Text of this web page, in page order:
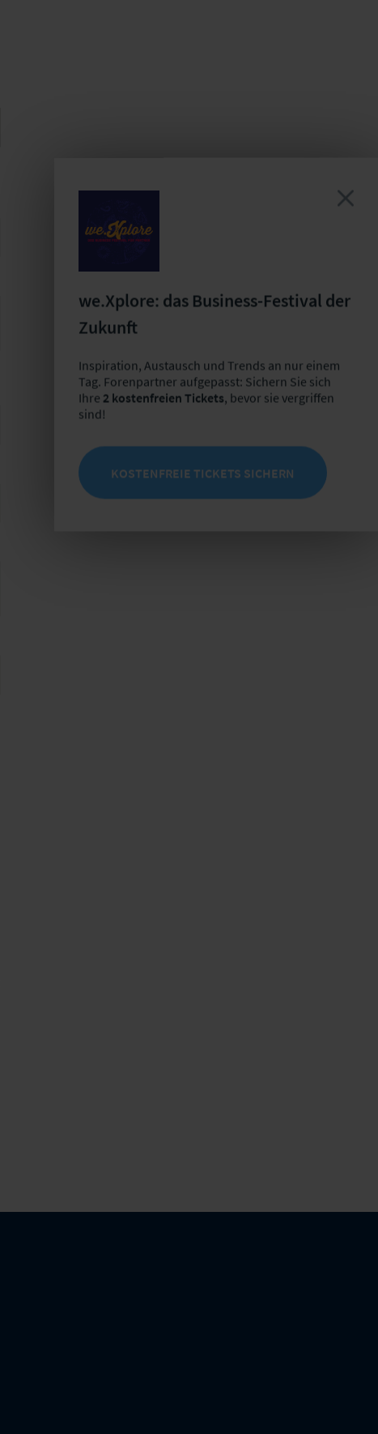
we.Xplore: das Business-Festival der
Zukunft
Inspiration, Austausch und Trends an nur einem
Tag. Forenpartner aufgepasst: Sichern Sie sich
Ihre 2 kostenfreien Tickets, bevor sie vergriffen
sind!
KOSTENFREIE TICKETS SICHERN